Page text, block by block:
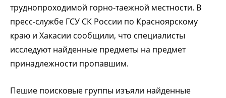
труднопроходимой горно-таежной местности. В
пресс-службе ГСУ СК России по Красноярскому
краю и Хакасии сообщили, что специалисты
исследуют найденные предметы на предмет
принадлежности пропавшим.
Пешие поисковые группы изъяли найденные